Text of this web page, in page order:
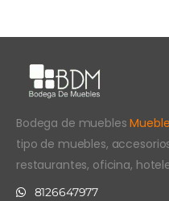
Bodega de muebles
tipo de muebles,
restaurantes, oficina,
8126647977